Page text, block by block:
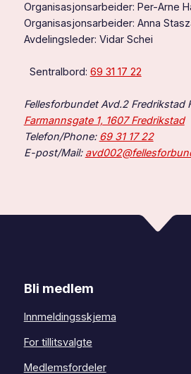
Organisasjonsarbeider: Per-Arne
Organisasjonsarbeider: Anna
Avdelingsleder: Vidar Schei
Sentralbord: 69 31 17 22
Fellesforbundet Avd.2 Fredrikstad
Farmannsgate 1, 1607 Fredrikstad
Telefon/Phone: 69 31 17 22
E-post/Mail:
Bli medlem
Innmeldingsskjema
For tillitsvalgte
Medlemsfordeler